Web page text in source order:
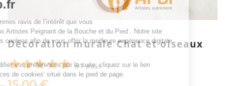
Décoration murale Chat et oiseaux
61 avis